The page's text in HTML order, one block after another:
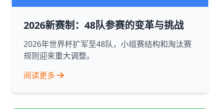
2026新赛制：48队参赛的变革与挑战
2026年世界杯扩军至48队，小组赛结构和淘汰赛
规则迎来重大调整。
阅读更多